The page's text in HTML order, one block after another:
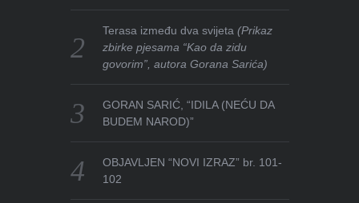
Terasa između dva svijeta(Prikaz
zbirke pjesama “Kao da zidu
govorim”, autora Gorana Sarića)
GORAN SARIĆ, “IDILA (NEĆU DA
BUDEM NAROD)”
OBJAVLJEN “NOVI IZRAZ” br. 101-
102